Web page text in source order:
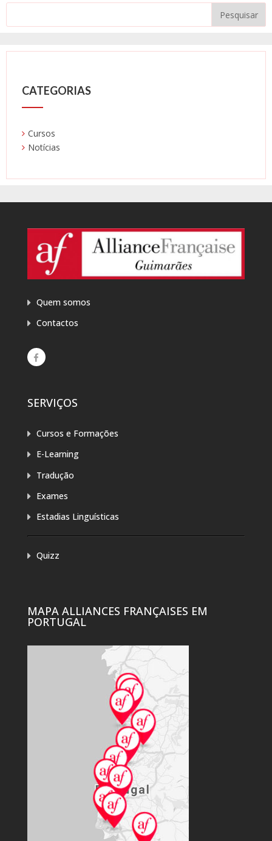
CATEGORIAS
Cursos
Notícias
Quem somos
Contactos
SERVIÇOS
Cursos e Formações
E-Learning
Tradução
Exames
Estadias Linguísticas
Quizz
MAPA ALLIANCES FRANÇAISES EM
PORTUGAL